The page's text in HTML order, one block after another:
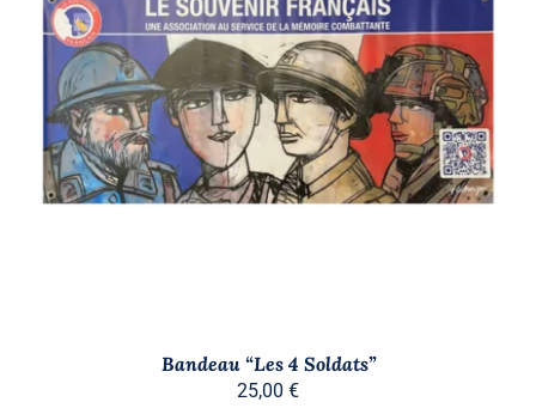
AJOUTER AU PANIER
/
DÉTAILS
Bandeau “Les 4 Soldats”
25,00 €